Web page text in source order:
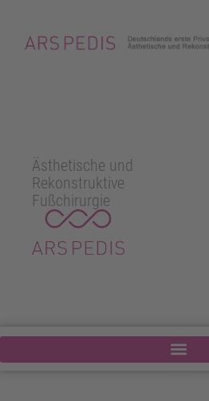
Ästhetische und
Rekonstruktive
Fußchirurgie